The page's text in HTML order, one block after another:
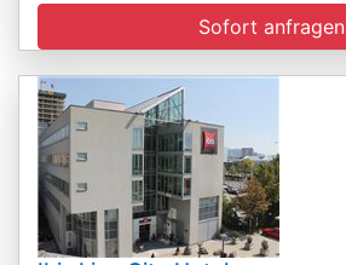
Sofort anfragen